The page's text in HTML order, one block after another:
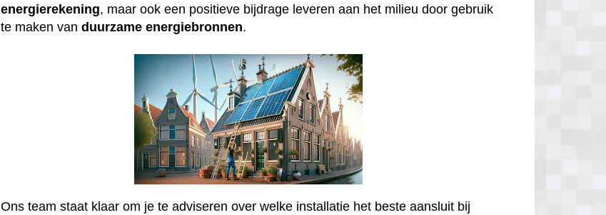
energierekening, maar ook een positieve bijdrage leveren aan het milieu door gebruik
te maken vanduurzame energiebronnen.
Ons team staat klaar om je te adviseren over welke installatie het beste aansluit bij